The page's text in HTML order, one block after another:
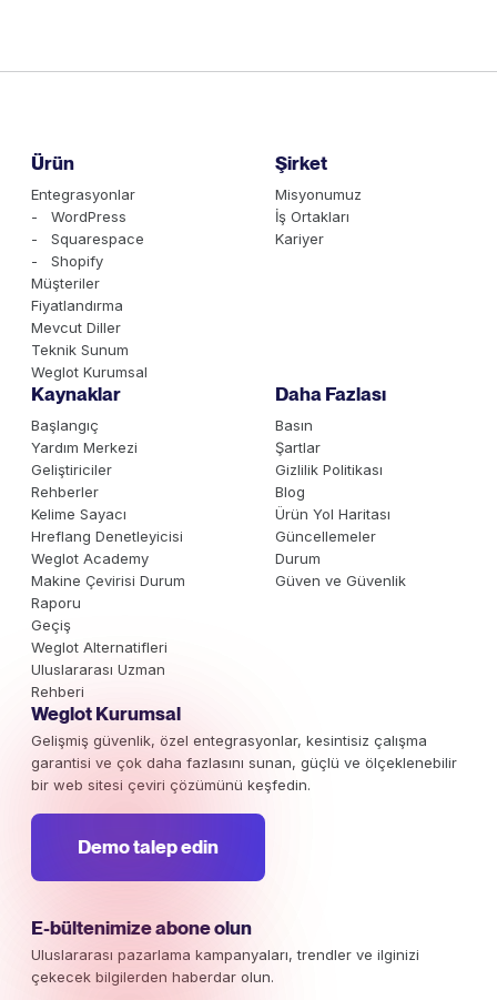
Ürün
Entegrasyonlar
- WordPress
- Squarespace
- Shopify
Müşteriler
Fiyatlandırma
Mevcut Diller
Teknik Sunum
Weglot Kurumsal
Şirket
Misyonumuz
İş Ortakları
Kariyer
Kaynaklar
Başlangıç
Yardım Merkezi
Geliştiriciler
Rehberler
Kelime Sayacı
Hreflang Denetleyicisi
Weglot Academy
Makine Çevirisi Durum
Raporu
Geçiş
Weglot Alternatifleri
Uluslararası Uzman
Rehberi
Daha Fazlası
Basın
Şartlar
Gizlilik Politikası
Blog
Ürün Yol Haritası
Güncellemeler
Durum
Güven ve Güvenlik
Weglot Kurumsal
Gelişmiş güvenlik, özel entegrasyonlar, kesintisiz çalışma
garantisi ve çok daha fazlasını sunan, güçlü ve ölçeklenebilir
bir web sitesi çeviri çözümünü keşfedin.
Demo talep edin
E-bültenimize abone olun
Uluslararası pazarlama kampanyaları, trendler ve ilginizi
çekecek bilgilerden haberdar olun.